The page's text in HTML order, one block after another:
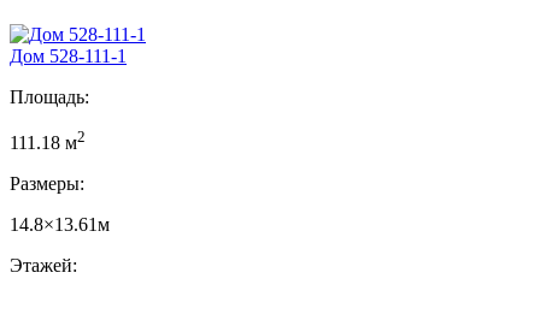
Дом 528-111-1
Площадь:
111.18 м2
Размеры:
14.8×13.61м
Этажей: